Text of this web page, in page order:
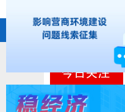
首页
2026.8.7星期五